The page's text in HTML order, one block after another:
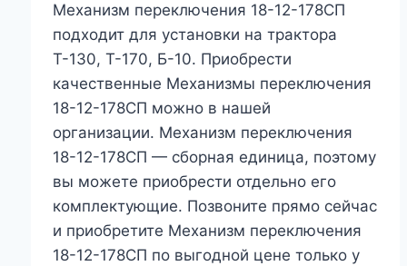
Механизм переключения 18-12-178СП
подходит для установки на трактора
Т-130, Т-170, Б-10. Приобрести
качественные Механизмы переключения
18-12-178СП можно в нашей
организации. Механизм переключения
18-12-178СП — сборная единица, поэтому
вы можете приобрести отдельно его
комплектующие. Позвоните прямо сейчас
и приобретите Механизм переключения
18-12-178СП по выгодной цене только у